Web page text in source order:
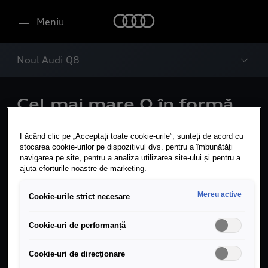
Meniu
Noul Audi Q8
Cel mai mare Q în formă
Audi și-a actualizat nava-amiral a portofoliului de
modele Q, conferind SUV-coupe-ului său Q8 un
revizuită a exteriorului cu noi măști frontale și
al automobilului. Farurile și blocurile optice din
uz de digitalizare pentru a le oferi clienților
Făcând clic pe „Acceptați toate cookie-urile”, sunteți de acord cu
stocarea cookie-urilor pe dispozitivul dvs. pentru a îmbunătăți
navigarea pe site, pentru a analiza utilizarea site-ului și pentru a
ajuta eforturile noastre de marketing.
Cookie-urile strict necesare Mereu active
Cookie-uri de performanță
Cookie-uri de direcționare